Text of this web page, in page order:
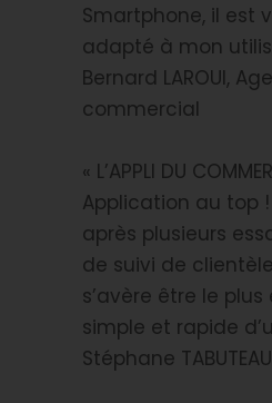
Smartphone, il est
adapté à mon
Bernard LAROUI,
commercial
« L’APPLI DU
Application au top
après plusieurs
de suivi de
s’avère être le
simple et rapide
Stéphane TABUTEAU